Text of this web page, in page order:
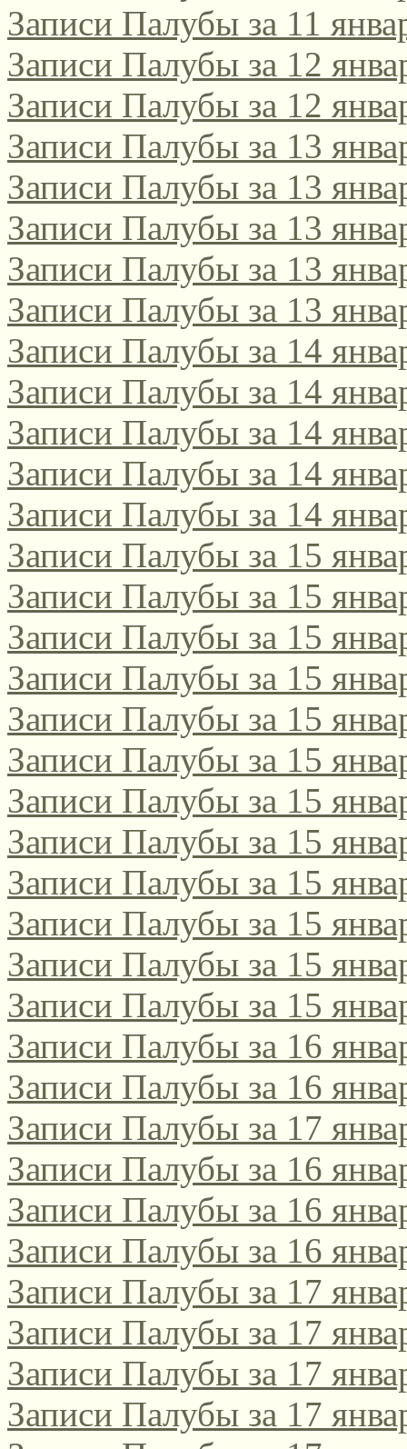
Записи Палубы за 11
Записи Палубы за 12
Записи Палубы за 12
Записи Палубы за 13
Записи Палубы за 13
Записи Палубы за 13
Записи Палубы за 13
Записи Палубы за 13
Записи Палубы за 14
Записи Палубы за 14
Записи Палубы за 14
Записи Палубы за 14
Записи Палубы за 14
Записи Палубы за 15
Записи Палубы за 15
Записи Палубы за 15
Записи Палубы за 15
Записи Палубы за 15
Записи Палубы за 15
Записи Палубы за 15
Записи Палубы за 15
Записи Палубы за 15
Записи Палубы за 15
Записи Палубы за 15
Записи Палубы за 15
Записи Палубы за 16
Записи Палубы за 16
Записи Палубы за 17
Записи Палубы за 16
Записи Палубы за 16
Записи Палубы за 16
Записи Палубы за 17
Записи Палубы за 17
Записи Палубы за 17
Записи Палубы за 17